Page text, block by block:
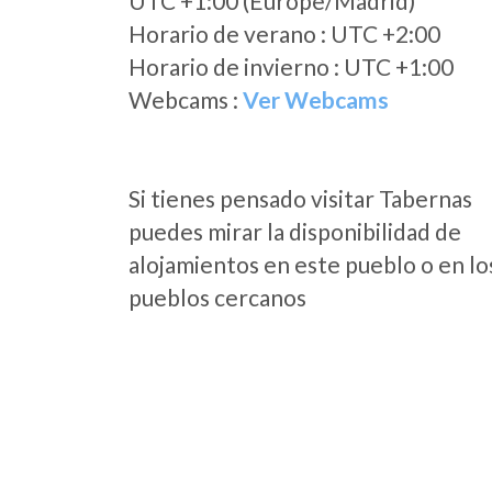
Horario de verano : UTC +2:00
Horario de invierno : UTC +1:00
Webcams : Ver Webcams
Si tienes pensado visitar Tabernas
puedes mirar la disponibilidad de
alojamientos en este pueblo o en
pueblos cercanos